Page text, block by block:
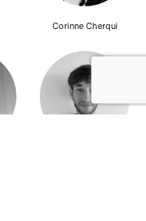
Corinne Cherqui